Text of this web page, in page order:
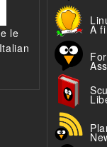
le
A